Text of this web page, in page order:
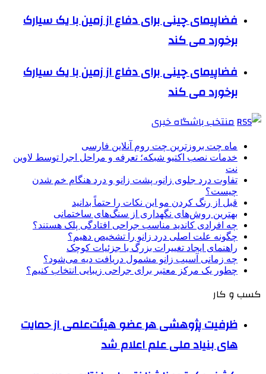
فضاپیمای چینی برای دفاع از زمین با یک سیارک
برخورد می کند
فضاپیمای چینی برای دفاع از زمین با یک سیارک
برخورد می کند
منتخب باشگاه خبری
ماه چت بروزترین چت روم آنلاین فارسی
خدمات نصب اکتیو شبکه؛ تعرفه و مراحل اجرا توسط لاوین
نت
تفاوت درد جلوی زانو، پشت زانو و درد هنگام خم شدن
چیست؟
قبل از رنگ کردن مو این نکات را حتماً بدانید
بهترین روش‌های نگهداری از سنگ‌های ساختمانی
چه افرادی کاندید مناسب جراحی افتادگی پلک هستند؟
چگونه علت اصلی درد زانو را تشخیص دهیم؟
راهنمای ایجاد تغییرات بزرگ با جزئیات کوچک
چه زمانی آسیب زانو مشمول دریافت دیه می‌شود؟
چطور یک مرکز معتبر برای جراحی زیبایی انتخاب کنیم؟
کسب و کار
ظرفیت پژوهشی هر عضو هیئت‌علمی از حمایت
های بنیاد ملی علم اعلام شد